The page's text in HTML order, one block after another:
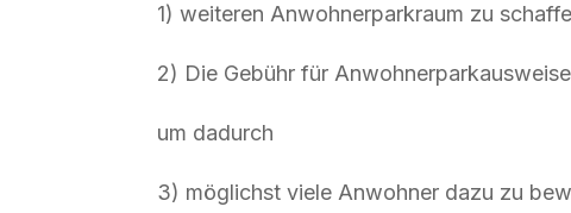
1) weiteren Anwohnerparkraum zu
2) Die Gebühr für
um dadurch
3) möglichst viele Anwohner dazu zu